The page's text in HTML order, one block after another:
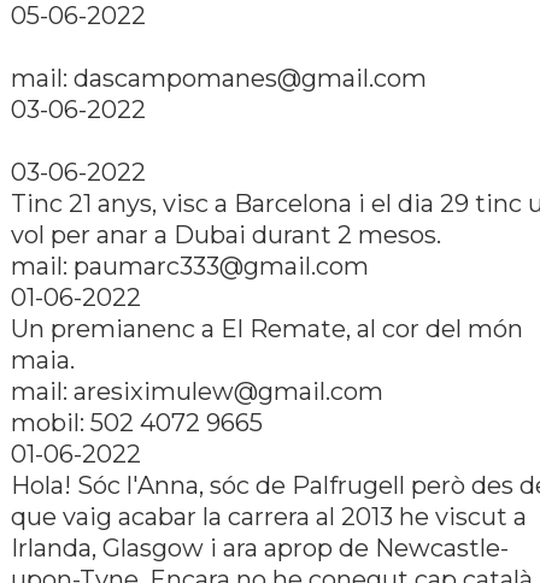
05-06-2022
mail: dascampomanes@gmail.com
03-06-2022
03-06-2022
Tinc 21 anys, visc a Barcelona i el dia 29 tinc
vol per anar a Dubai durant 2 mesos.
mail: paumarc333@gmail.com
01-06-2022
Un premianenc a El Remate, al cor del món
maia.
mail: aresiximulew@gmail.com
mobil: 502 4072 9665
01-06-2022
Hola! Sóc l'Anna, sóc de Palfrugell però des
que vaig acabar la carrera al 2013 he viscut a
Irlanda, Glasgow i ara aprop de Newcastle-